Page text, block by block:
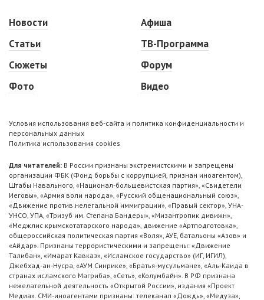
Новости
Статьи
Сюжеты
Фото
Афиша
ТВ-Программа
Форум
Видео
Условия использования веб-сайта и политика конфиденциальности и
персональных данных
Политика использования cookies
Для читателей: В России признаны экстремистскими и запрещены
организации ФБК (Фонд борьбы с коррупцией, признан иноагентом),
Штабы Навального, «Национал-большевистская партия», «Свидетели
Иеговы», «Армия воли народа», «Русский общенациональный союз»,
«Движение против нелегальной иммиграции», «Правый сектор», УНА-
УНСО, УПА, «Тризуб им. Степана Бандеры», «Мизантропик дивижн»,
«Меджлис крымскотатарского народа», движение «Артподготовка»,
общероссийская политическая партия «Воля», АУЕ, батальоны «Азов» и
«Айдар». Признаны террористическими и запрещены: «Движение
Талибан», «Имарат Кавказ», «Исламское государство» (ИГ, ИГИЛ),
Джебхад-ан-Нусра, «АУМ Синрике», «Братья-мусульмане», «Аль-Каида в
странах исламского Магриба», «Сеть», «Колумбайн». В РФ признана
нежелательной деятельность «Открытой России», издания «Проект
Медиа». СМИ-иноагентами признаны: телеканал «Дождь», «Медуза»,